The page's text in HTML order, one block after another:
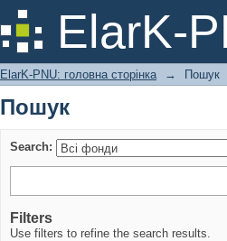
ElarK-
Пошук
ElarK-PNU: головна сторінка → Пошук
Пошук
Search:
Filters
Use filters to refine the search results.